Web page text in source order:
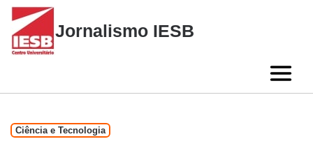
Skip
content
Jornalismo IESB
Ciência e Tecnologia